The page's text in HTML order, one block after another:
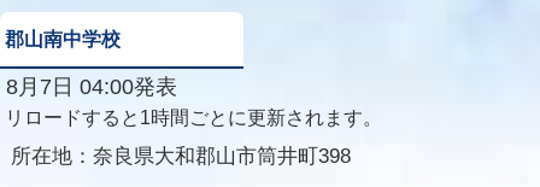
郡山南中学校
8月7日 04:00発表
リロードすると1時間ごとに更新されます。
所在地： 奈良県大和郡山市筒井町398